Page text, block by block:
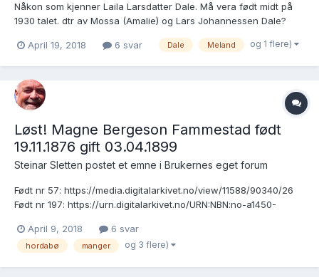
Nåkon som kjenner Laila Larsdatter Dale. Må vera født midt på
1930 talet. dtr av Mossa (Amalie) og Lars Johannessen Dale?
April 19, 2018 6 svar Dale Meland og 1 flere)
Løst! Magne Bergeson Fammestad født
19.11.1876 gift 03.04.1899
Steinar Sletten postet et emne i Brukernes eget forum
Født nr 57: https://media.digitalarkivet.no/view/11588/90340/26
Født nr 197: https://urn.digitalarkivet.no/URN:NBN:no-a1450-
https://digitalarkivet.no/census/person/pf01052991004667 Gift
1899 nr 1 : https://urn.digitalarkivet.no/URN:NBN:no-a1450-kb200...
April 9, 2018 6 svar
hordabø manger og 3 flere)